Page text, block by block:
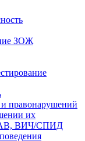
ЗОЖ
и правонарушений
их
ВИЧ/СПИД